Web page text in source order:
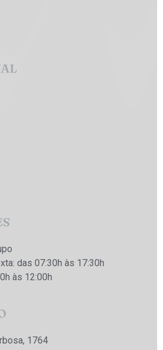
das 07:30h às 17:30h
às 12:00h
1764